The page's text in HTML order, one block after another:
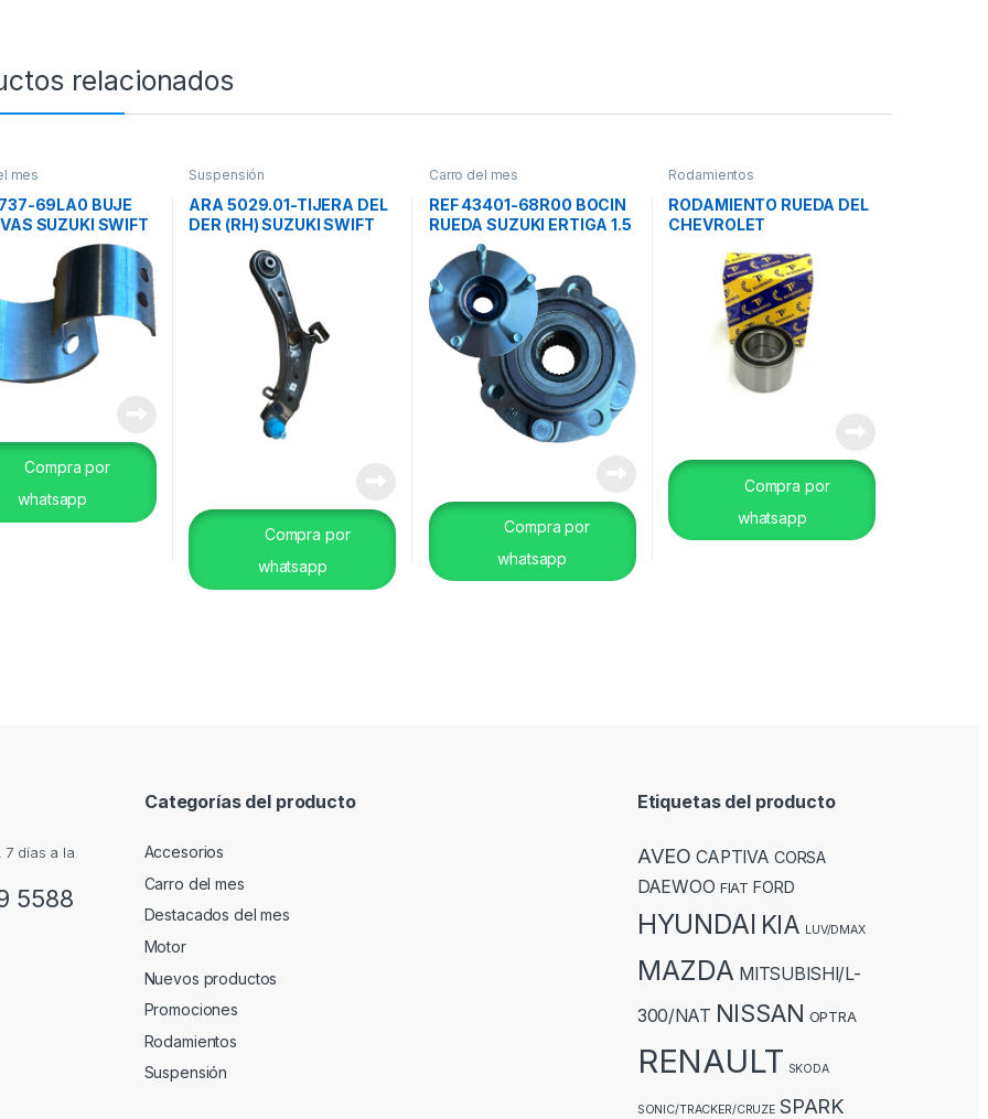
relacionados
mes
69LA0 BUJE
SUZUKI SWIFT
1.4_BALENO
ORIG.
Compra por
whatsapp
Suspensión
ARA 5029.01-TIJERA DEL
DER (RH) SUZUKI SWIFT
1.2 /DZIRE 1.2 ORIG.
Compra por
whatsapp
Carro del mes
REF 43401-68R00 BOCIN
RUEDA SUZUKI ERTIGA 1.5
18_ ORIG.
Compra por
whatsapp
Rodamientos
RODAMIENTO RUEDA DEL
CHEVROLET
AR/CELERIO TP
Compra por
whatsapp
7 días a la
5588
Categorías del producto
Accesorios
Carro del mes
Destacados del mes
Motor
Nuevos productos
Promociones
Rodamientos
Suspensión
Etiquetas del producto
AVEO CAPTIVA CORSA
DAEWOO FIAT FORD
HYUNDAI KIA LUV/DMAX
MAZDA MITSUBISHI/L-
300/NAT NISSAN OPTRA
RENAULT SKODA
SONIC/TRACKER/CRUZE SPARK